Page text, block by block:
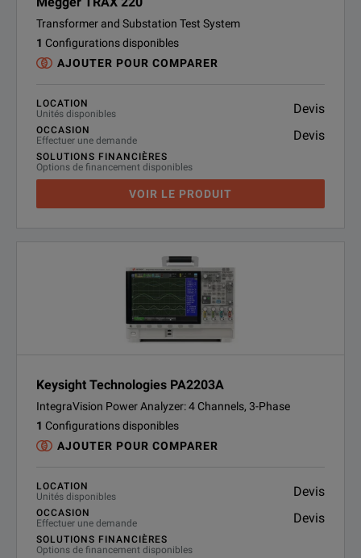
Transformer and Substation Test System
1 Configurations disponibles
AJOUTER POUR COMPARER
LOCATION
Unités disponibles
Devis
OCCASION
Effectuer une demande
Devis
SOLUTIONS FINANCIÈRES
Options de financement disponibles
VOIR LE PRODUIT
Keysight Technologies PA2203A
IntegraVision Power Analyzer: 4 Channels, 3-Phase
1 Configurations disponibles
AJOUTER POUR COMPARER
LOCATION
Unités disponibles
Devis
OCCASION
Effectuer une demande
Devis
SOLUTIONS FINANCIÈRES
Options de financement disponibles